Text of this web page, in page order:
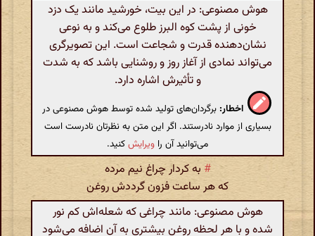
هوش مصنوعی: در این بیت، خورشید مانند یک دزد
خونی از پشت کوه البرز طلوع می‌کند و به نوعی
نشان‌دهنده قدرت و شجاعت است. این تصویرگری
می‌تواند نمادی از آغاز روز و روشنایی باشد که به شدت
و تأثیرش اشاره دارد.
اخطار: برگردان‌های تولید شده توسط هوش مصنوعی در
بسیاری از موارد نادرستند. اگر این متن به نظرتان نادرست است
می‌توانید آن را ویرایشکنید.
# به کردار چراغ نیم مرده
که هر ساعت فزون گرددش روغن
هوش مصنوعی: مانند چراغی که شعله‌اش کم نور
شده و با هر لحظه روغن بیشتری به آن اضافه می‌شود